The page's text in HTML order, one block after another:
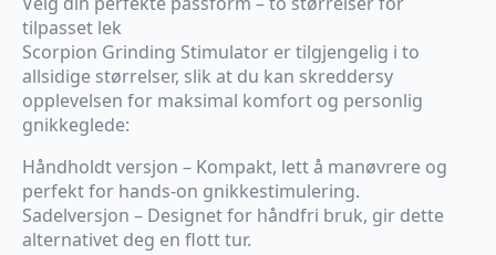
tilpasset lek
Scorpion Grinding Stimulator er tilgjengelig i to
allsidige størrelser, slik at du kan skreddersy
opplevelsen for maksimal komfort og personlig
gnikkeglede:
Håndholdt versjon – Kompakt, lett å manøvrere og
perfekt for hands-on gnikkestimulering.
Sadelversjon – Designet for håndfri bruk, gir dette
alternativet deg en flott tur.